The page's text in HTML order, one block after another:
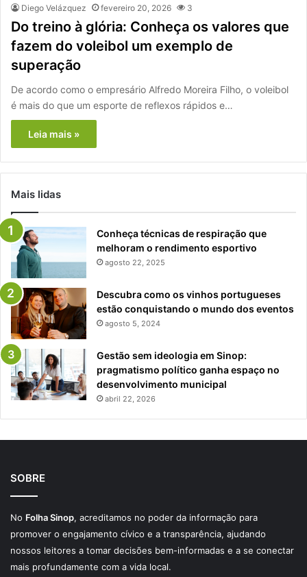
Diego Velázquez fevereiro 20, 2026 3
Do treino à glória: Conheça os valores que
fazem do voleibol um exemplo de
superação
De acordo como o empresário Alfredo Moreira Filho, o voleibol
é mais do que um esporte de reflexos rápidos e…
Leia mais »
Mais lidas
Conheça técnicas de respiração que
melhoram o rendimento esportivo
agosto 22, 2025
Descubra como os vinhos portugueses
estão conquistando o mundo dos eventos
agosto 5, 2024
Gestão sem ideologia em Sinop:
pragmatismo político ganha espaço no
desenvolvimento municipal
abril 22, 2026
SOBRE
No Folha Sinop, acreditamos no poder da informação para
promover o engajamento cívico e a transparência, ajudando
nossos leitores a tomar decisões bem-informadas e a se conectar
mais profundamente com a vida local.